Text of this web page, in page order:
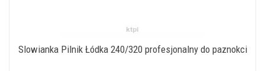
Slowianka Pilnik Łódka 240/320 profesjonalny do paznokci